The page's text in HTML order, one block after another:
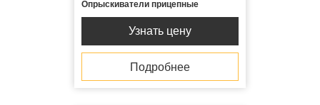
Опрыскиватели прицепные
Узнать цену
Подробнее